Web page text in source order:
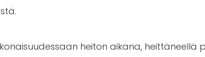
heiton aikana, heittäneellä